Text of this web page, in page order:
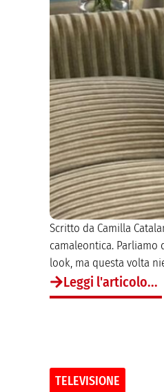
Scritto da Camilla
camaleontica.
look, ma questa volta
Leggi l'articolo...
TELEVISIONE